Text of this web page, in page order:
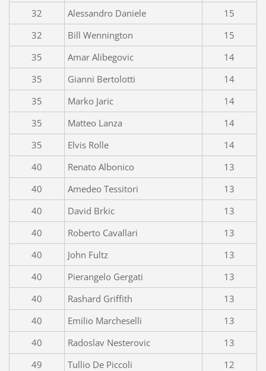
32
Alessandro Daniele
15
32
Bill Wennington
15
35
Amar Alibegovic
14
35
Gianni Bertolotti
14
35
Marko Jaric
14
35
Matteo Lanza
14
35
Elvis Rolle
14
40
Renato Albonico
13
40
Amedeo Tessitori
13
40
David Brkic
13
40
Roberto Cavallari
13
40
John Fultz
13
40
Pierangelo Gergati
13
40
Rashard Griffith
13
40
Emilio Marcheselli
13
40
Radoslav Nesterovic
13
49
Tullio De Piccoli
12